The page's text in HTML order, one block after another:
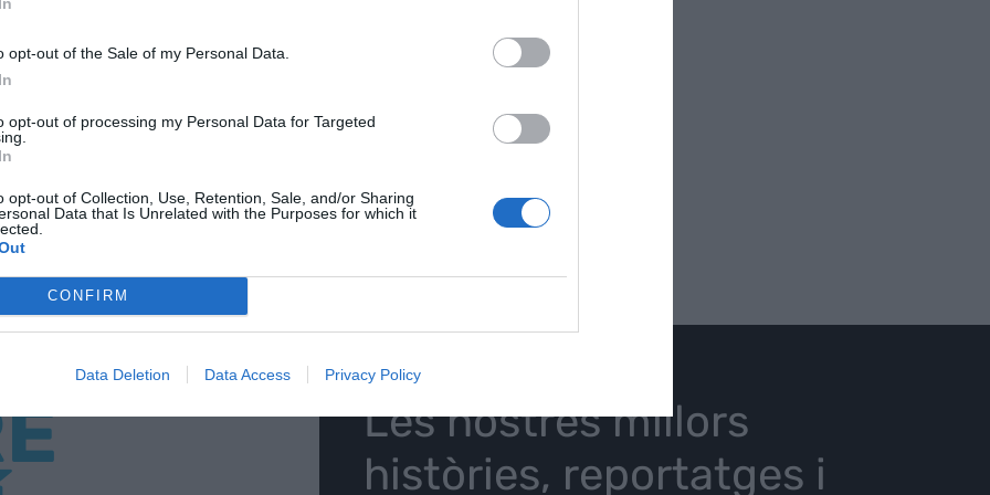
opt-out of the Sale of my Personal Data.
opt-out of processing my Personal Data for Targeted
opt-out of Collection, Use, Retention, Sale, and/or Sharing
Data that Is Unrelated with the Purposes for which it
CONFIRM
Data Deletion Data Access Privacy Policy
preferida de Google de forma
d'actualitat
Les nostres millors
històries, reportatges i